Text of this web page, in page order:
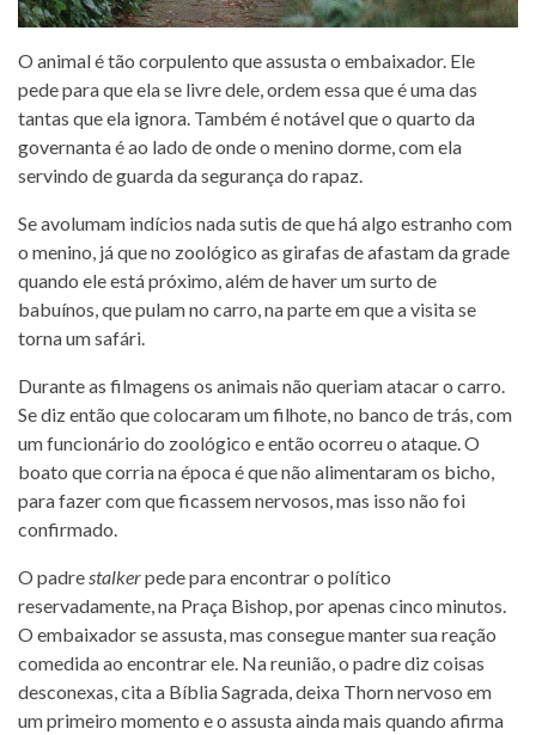
O animal é tão corpulento que assusta o embaixador. Ele
pede para que ela se livre dele, ordem essa que é uma das
tantas que ela ignora. Também é notável que o quarto da
governanta é ao lado de onde o menino dorme, com ela
servindo de guarda da segurança do rapaz.
Se avolumam indícios nada sutis de que há algo estranho com
o menino, já que no zoológico as girafas de afastam da grade
quando ele está próximo, além de haver um surto de
babuínos, que pulam no carro, na parte em que a visita se
torna um safári.
Durante as filmagens os animais não queriam atacar o carro.
Se diz então que colocaram um filhote, no banco de trás, com
um funcionário do zoológico e então ocorreu o ataque. O
boato que corria na época é que não alimentaram os bicho,
para fazer com que ficassem nervosos, mas isso não foi
confirmado.
O padre stalkerpede para encontrar o político
reservadamente, na Praça Bishop, por apenas cinco minutos.
O embaixador se assusta, mas consegue manter sua reação
comedida ao encontrar ele. Na reunião, o padre diz coisas
desconexas, cita a Bíblia Sagrada, deixa Thorn nervoso em
um primeiro momento e o assusta ainda mais quando afirma